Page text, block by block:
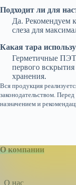
Подходит ли для
Да. Рекомендуем
слеза для
Какая тара
Герметичные
первого
хранения.
Вся продукция
законодательством.
назначением и
О компании
О нас